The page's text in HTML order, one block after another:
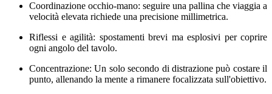
Coordinazione occhio-mano: seguire una pallina che viaggia a
velocità elevata richiede una precisione millimetrica.
Riflessi e agilità: spostamenti brevi ma esplosivi per coprire
ogni angolo del tavolo.
Concentrazione: Un solo secondo di distrazione può costare il
punto, allenando la mente a rimanere focalizzata sull'obiettivo.